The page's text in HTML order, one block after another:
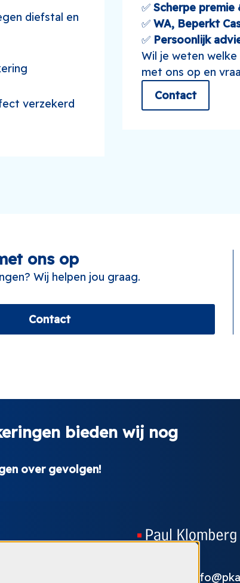
diefstal en
verzekerd
✅ Scherpe
✅ WA, Beperkt
✅ Persoonlijk
Wil je weten
met ons op en
Contact
ons op
Wij helpen jou graag.
Contact
bieden wij nog
over gevolgen!